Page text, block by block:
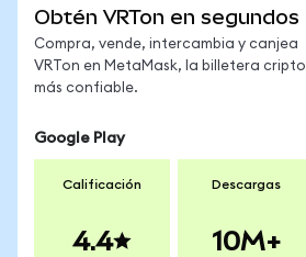
Obtén VRTon en segundos
Compra, vende, intercambia y canjea
VRTon en MetaMask, la billetera cripto
más confiable.
Google Play
Calificación
4.4
Descargas
10M+